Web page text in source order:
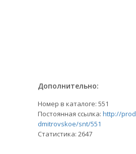
Дополнительно:
Номер в каталоге: 551
Постоянная ссылка: http://
dmitrovskoe/snt/551
Статистика: 2647